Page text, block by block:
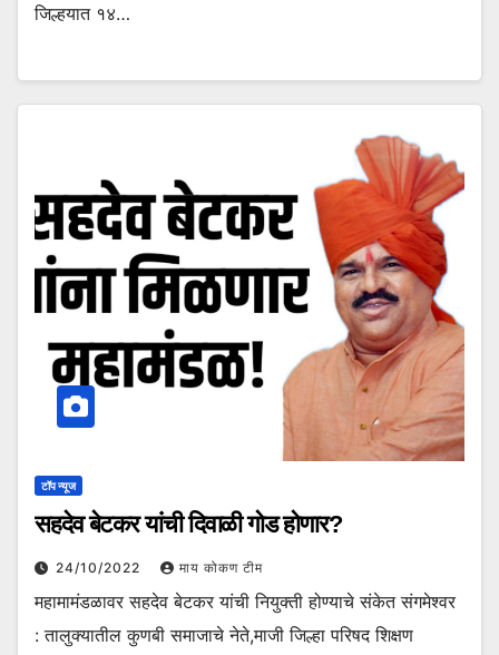
जिल्हयात १४…
टॉप न्यूज
सहदेव बेटकर यांची दिवाळी गोड होणार?
24/10/2022 माय कोकण टीम
महामामंडळावर सहदेव बेटकर यांची नियुक्ती होण्याचे संकेत संगमेश्वर
: तालुक्यातील कुणबी समाजाचे नेते,माजी जिल्हा परिषद शिक्षण